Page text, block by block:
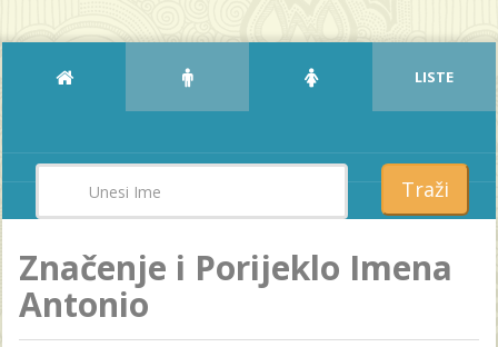
LISTE
Traži
Značenje i Porijeklo Imena
Antonio